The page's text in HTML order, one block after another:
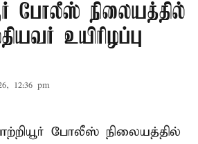
போலீஸ் நிலையத்தில்
உயிரிழப்பு
12:36 pm
போலீஸ் நிலையத்தில்